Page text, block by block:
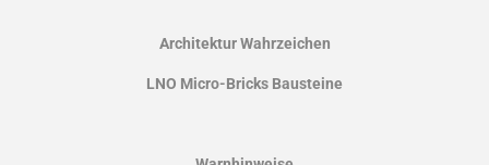
Architektur Wahrzeichen
LNO Micro-Bricks Bausteine